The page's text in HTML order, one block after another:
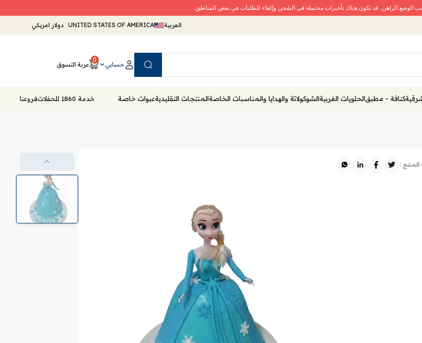
الوضع الراهن، قد تكون هناك تأخيرات محتملة في الشحن وإلغاء للطلبات في بعض المناطق.
العربية UNITED STATES OF AMERICA دولار امريكي
حسابي
0
عربة التسوق
كنافة - مطبقالحلويات الغربيةالشوكولاتة والهدايا والمناسبات الخاصةالمنتجات التقليديةعبوات خاصة خدمة 1860 للحفلات فروعنا
: